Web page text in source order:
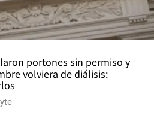
portones sin permiso y
volviera de diálisis: